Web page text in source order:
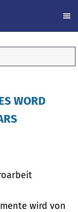
WORD
wird von